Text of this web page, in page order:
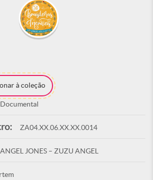
à coleção
Documental
ZA04.XX.06.XX.XX.0014
JONES – ZUZU ANGEL